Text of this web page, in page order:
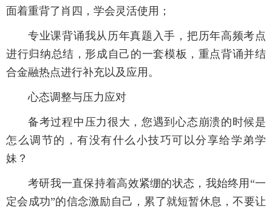
面着重背了肖四，学会灵活使用；
专业课背诵我从历年真题入手，把历年高频考点
进行归纳总结，形成自己的一套模板，重点背诵并结
合金融热点进行补充以及应用。
心态调整与压力应对
备考过程中压力很大，您遇到心态崩溃的时候是
怎么调节的，有没有什么小技巧可以分享给学弟学
妹？
考研我一直保持着高效紧绷的状态，我始终用“一
定会成功”的信念激励自己，累了就短暂休息，不要让